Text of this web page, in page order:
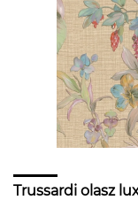
Trussardi olasz